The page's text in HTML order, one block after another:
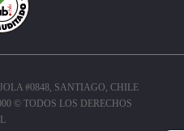
#0848, SANTIAGO, CHILE
© TODOS LOS DERECHOS